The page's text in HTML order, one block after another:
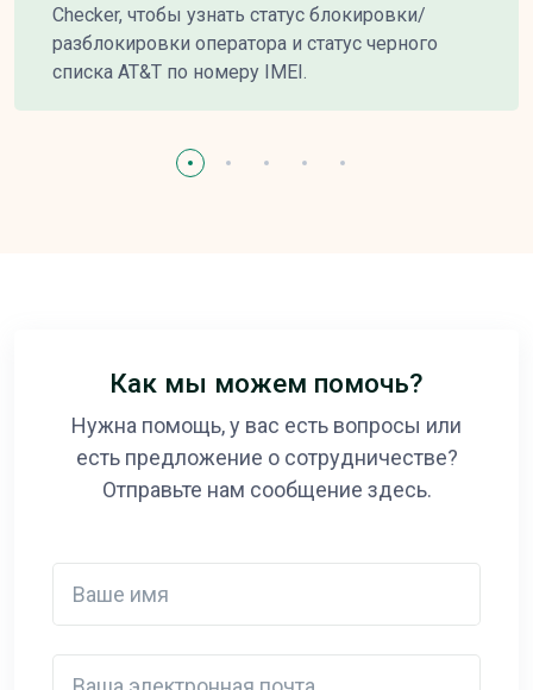
Checker, чтобы узнать статус блокировки/
разблокировки оператора и статус черного
списка AT&T по номеру IMEI.
Как мы можем помочь?
Нужна помощь, у вас есть вопросы или
есть предложение о сотрудничестве?
Отправьте нам сообщение здесь.